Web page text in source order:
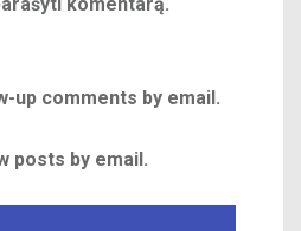
up comments by email.
posts by email.